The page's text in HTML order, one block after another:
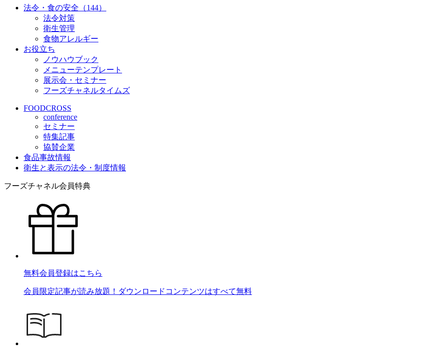
法令・食の安全（144）
法令対策
衛生管理
食物アレルギー
お役立ち
ノウハウブック
メニューテンプレート
展示会・セミナー
フーズチャネルタイムズ
FOODCROSS
conference
セミナー
特集記事
協賛企業
食品事故情報
衛生と表示の法令・制度情報
フーズチャネル会員特典
無料会員登録はこちら
会員限定記事が読み放題！ダウンロードコンテンツはすべて無料